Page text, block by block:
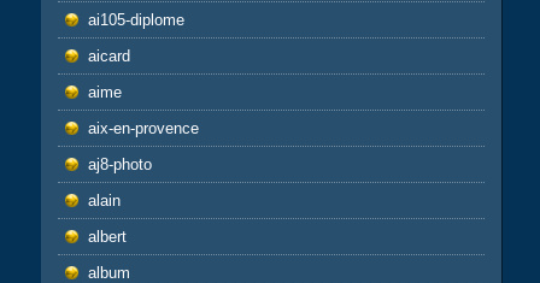
ai105-diplome
aicard
aime
aix-en-provence
aj8-photo
alain
albert
album